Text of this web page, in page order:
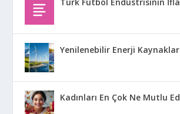
Yenilenebilir Enerji
Kadınları En Çok Ne Mutlu